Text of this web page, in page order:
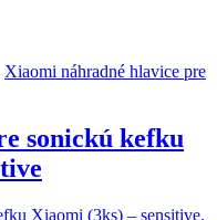
Xiaomi náhradné hlavice pre
sonickú kefku
Xiaomi (3ks) – sensitive.